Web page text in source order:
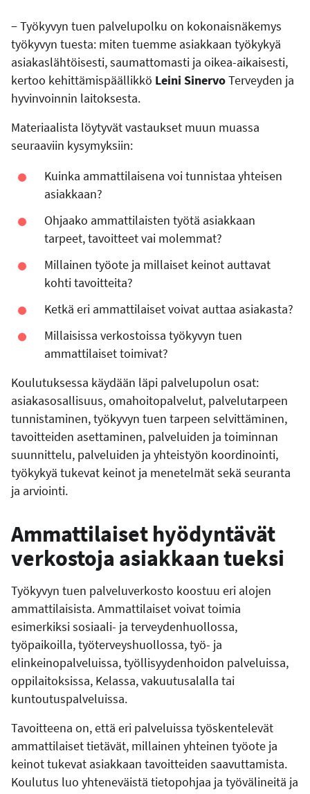
− Työkyvyn tuen palvelupolku on kokonaisnäkemys
työkyvyn tuesta: miten tuemme asiakkaan työkykyä
asiakaslähtöisesti, saumattomasti ja oikea-aikaisesti,
kertoo kehittämispäällikkö Leini SinervoTerveyden ja
hyvinvoinnin laitoksesta.
Materiaalista löytyvät vastaukset muun muassa
seuraaviin kysymyksiin:
Kuinka ammattilaisena voi tunnistaa yhteisen
asiakkaan?
Ohjaako ammattilaisten työtä asiakkaan
tarpeet, tavoitteet vai molemmat?
Millainen työote ja millaiset keinot auttavat
kohti tavoitteita?
Ketkä eri ammattilaiset voivat auttaa asiakasta?
Millaisissa verkostoissa työkyvyn tuen
ammattilaiset toimivat?
Koulutuksessa käydään läpi palvelupolun osat:
asiakasosallisuus, omahoitopalvelut, palvelutarpeen
tunnistaminen, työkyvyn tuen tarpeen selvittäminen,
tavoitteiden asettaminen, palveluiden ja toiminnan
suunnittelu, palveluiden ja yhteistyön koordinointi,
työkykyä tukevat keinot ja menetelmät sekä seuranta
ja arviointi.
Ammattilaiset hyödyntävät
verkostoja asiakkaan tueksi
Työkyvyn tuen palveluverkosto koostuu eri alojen
ammattilaisista. Ammattilaiset voivat toimia
esimerkiksi sosiaali- ja terveydenhuollossa,
työpaikoilla, työterveyshuollossa, työ- ja
elinkeinopalveluissa, työllisyydenhoidon palveluissa,
oppilaitoksissa, Kelassa, vakuutusalalla tai
kuntoutuspalveluissa.
Tavoitteena on, että eri palveluissa työskentelevät
ammattilaiset tietävät, millainen yhteinen työote ja
keinot tukevat asiakkaan tavoitteiden saavuttamista.
Koulutus luo yhteneväistä tietopohjaa ja työvälineitä ja